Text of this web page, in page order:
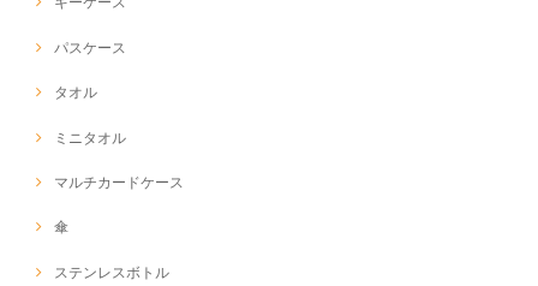
パスケース
タオル
ミニタオル
マルチカードケース
傘
ステンレスボトル